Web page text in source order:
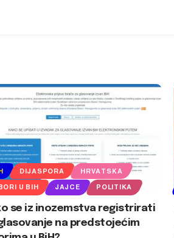
DIJASPORA HRVATSKA
U BIH JAJCE POLITIKA
se iz inozemstva registrirati
na predstojećim